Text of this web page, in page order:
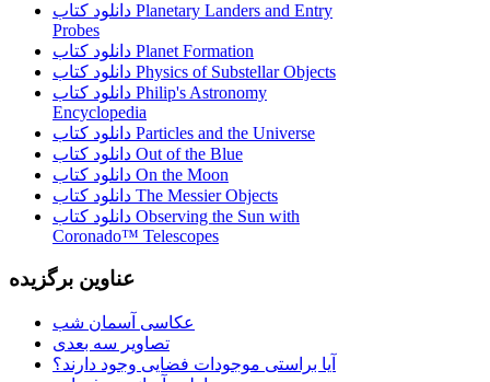
دانلود کتاب Planetary Landers and Entry
Probes
دانلود کتاب Planet Formation
دانلود کتاب Physics of Substellar Objects
دانلود کتاب Philip's Astronomy
Encyclopedia
دانلود کتاب Particles and the Universe
دانلود کتاب Out of the Blue
دانلود کتاب On the Moon
دانلود کتاب The Messier Objects
دانلود کتاب Observing the Sun with
Coronado™ Telescopes
عناوین برگزیده
عکاسی آسمان شب
تصاویر سه بعدی
آیا براستی موجودات فضایی وجود دارند؟